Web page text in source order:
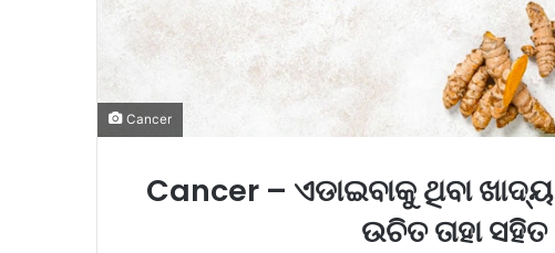
Cancer
Cancer – ଏଡାଇବାକୁ ଥିବା
ଉଚିତ ତାହା